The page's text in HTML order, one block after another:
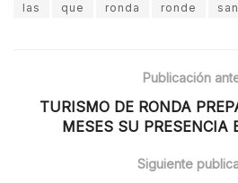
las
que ronda ronde
Publicación
TURISMO DE RONDA
MESES SU PRESENCIA
Siguiente